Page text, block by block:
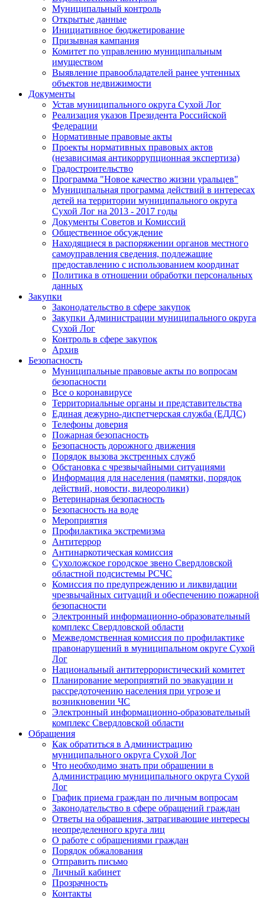
Муниципальный контроль
Открытые данные
Инициативное бюджетирование
Призывная кампания
Комитет по управлению муниципальным
имуществом
Выявление правообладателей ранее учтенных
объектов недвижимости
Документы
Устав муниципального округа Сухой Лог
Реализация указов Президента Российской
Федерации
Нормативные правовые акты
Проекты нормативных правовых актов
(независимая антикоррупционная экспертиза)
Градостроительство
Программа "Новое качество жизни уральцев"
Муниципальная программа действий в интересах
детей на территории муниципального округа
Сухой Лог на 2013 - 2017 годы
Документы Советов и Комиссий
Общественное обсуждение
Находящиеся в распоряжении органов местного
самоуправления сведения, подлежащие
предоставлению с использованием координат
Политика в отношении обработки персональных
данных
Закупки
Законодательство в сфере закупок
Закупки Администрации муниципального округа
Сухой Лог
Контроль в сфере закупок
Архив
Безопасность
Муниципальные правовые акты по вопросам
безопасности
Все о коронавирусе
Территориальные органы и представительства
Единая дежурно-диспетчерская служба (ЕДДС)
Телефоны доверия
Пожарная безопасность
Безопасность дорожного движения
Порядок вызова экстренных служб
Обстановка с чрезвычайными ситуациями
Информация для населения (памятки, порядок
действий, новости, видеоролики)
Ветеринарная безопасность
Безопасность на воде
Мероприятия
Профилактика экстремизма
Антитеррор
Антинаркотическая комиссия
Сухоложское городское звено Свердловской
областной подсистемы РСЧС
Комиссия по предупреждению и ликвидации
чрезвычайных ситуаций и обеспечению пожарной
безопасности
Электронный информационно-образовательный
комплекс Cвердловской области
Межведомственная комиссия по профилактике
правонарушений в муниципальном округе Сухой
Лог
Национальный антитеррористический комитет
Планирование мероприятий по эвакуации и
рассредоточению населения при угрозе и
возникновении ЧС
Электронный информационно-образовательный
комплекс Свердловской области
Обращения
Как обратиться в Администрацию
муниципального округа Сухой Лог
Что необходимо знать при обращении в
Администрацию муниципального округа Сухой
Лог
График приема граждан по личным вопросам
Законодательство в сфере обращений граждан
Ответы на обращения, затрагивающие интересы
неопределенного круга лиц
О работе с обращениями граждан
Порядок обжалования
Отправить письмо
Личный кабинет
Прозрачность
Контакты